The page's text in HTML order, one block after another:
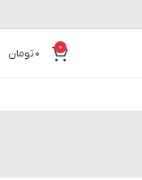
0
0تومان